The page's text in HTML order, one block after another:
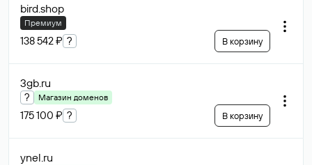
bird.shop
Премиум
138 542 ₽ ? В корзину
3gb.ru
? Магазин доменов
175 100 ₽ ? В корзину
ynel.ru